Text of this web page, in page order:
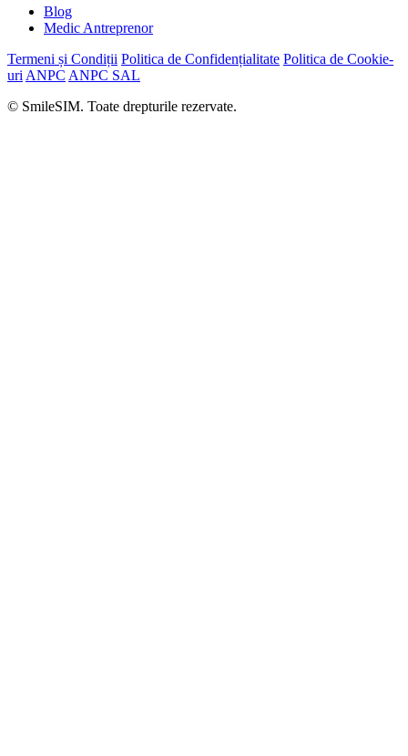
Blog
Medic Antreprenor
Termeni și Condiții Politica de Confidențialitate Politica de Cookie-
uri ANPC ANPC SAL
© SmileSIM. Toate drepturile rezervate.